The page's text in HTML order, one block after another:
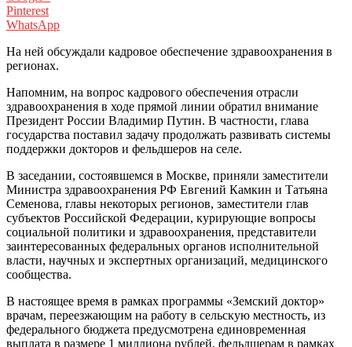
Pinterest
WhatsApp
На ней обсуждали кадровое обеспечение здравоохранения в
регионах.
Напомним, на вопрос кадрового обеспечения отрасли
здравоохранения в ходе прямой линии обратил внимание
Президент России Владимир Путин. В частности, глава
государства поставил задачу продолжать развивать системы
поддержки докторов и фельдшеров на селе.
В заседании, состоявшемся в Москве, приняли заместители
Министра здравоохранения РФ Евгений Камкин и Татьяна
Семенова, главы некоторых регионов, заместители глав
субъектов Российской Федерации, курирующие вопросы
социальной политики и здравоохранения, представители
заинтересованных федеральных органов исполнительной
власти, научных и экспертных организаций, медицинского
сообщества.
В настоящее время в рамках программы «Земский доктор»
врачам, переезжающим на работу в сельскую местность, из
федерального бюджета предусмотрена единовременная
выплата в размере 1 миллиона рублей, фельдшерам в рамках